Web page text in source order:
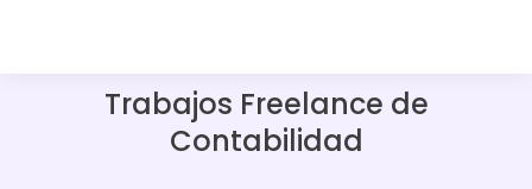
Trabajos Freelance de
Contabilidad